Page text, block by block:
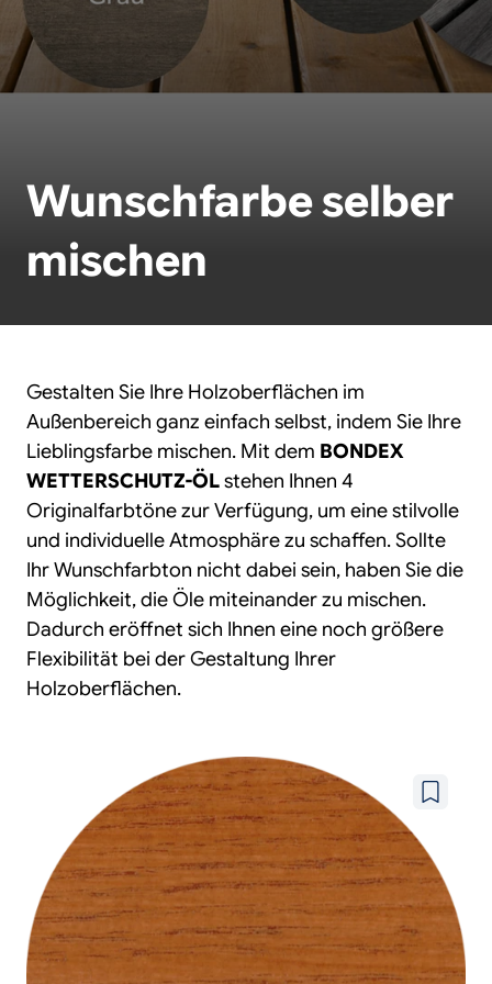
Wunschfarbe selber
mischen
Gestalten Sie Ihre Holzoberflächen im
Außenbereich ganz einfach selbst, indem Sie Ihre
Lieblingsfarbe mischen. Mit dem BONDEX
WETTERSCHUTZ-ÖLstehen Ihnen 4
Originalfarbtöne zur Verfügung, um eine stilvolle
und individuelle Atmosphäre zu schaffen. Sollte
Ihr Wunschfarbton nicht dabei sein, haben Sie die
Möglichkeit, die Öle miteinander zu mischen.
Dadurch eröffnet sich Ihnen eine noch größere
Flexibilität bei der Gestaltung Ihrer
Holzoberflächen.
Zu